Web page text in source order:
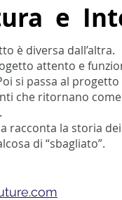
e
è diversa dall’altra.
attento e
si passa al
che ritornano
racconta la storia
di “sbagliato”.